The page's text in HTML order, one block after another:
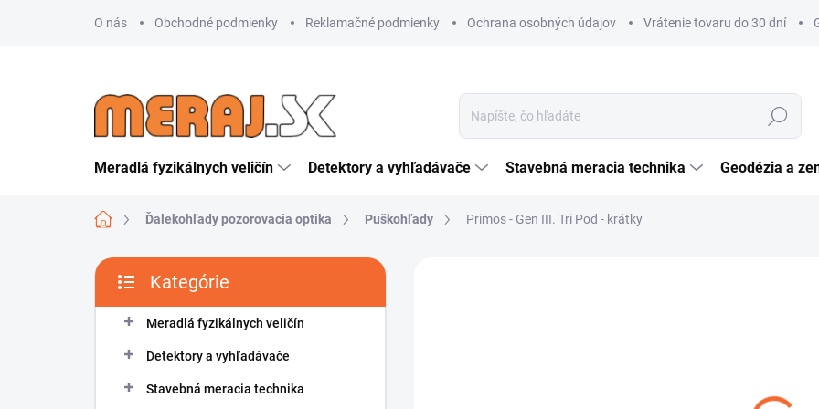
O nás Obchodné podmienky Reklamačné podmienky Ochrana osobných údajov Vrátenie tovaru do 30 dní
Hľadať
Meradlá fyzikálnych veličín Detektory a vyhľadávače Stavebná meracia technika Geodézia a
DomovĎalekohľady pozorovacia optika Puškohľady Primos - Gen III. Tri Pod - krátky
B
č
kategórie
Kategórie
Meradlá fyzikálnych veličín
Detektory a vyhľadávače
Stavebná meracia technika